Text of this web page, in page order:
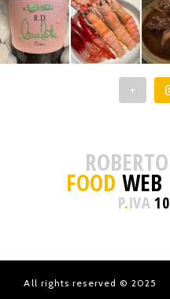
+
FOOD
P.IVA
All rights reserved © 2025